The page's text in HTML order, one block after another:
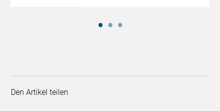
Den Artikel teilen